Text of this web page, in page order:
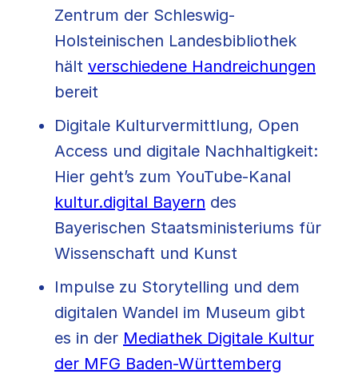
Zentrum der Schleswig-
Holsteinischen Landesbibliothek
hält verschiedene Handreichungen
bereit
Digitale Kulturvermittlung, Open
Access und digitale Nachhaltigkeit:
Hier geht’s zum YouTube-Kanal
kultur.digital Bayern des
Bayerischen Staatsministeriums für
Wissenschaft und Kunst
Impulse zu Storytelling und dem
digitalen Wandel im Museum gibt
es in der Mediathek Digitale Kultur
der MFG Baden-Württemberg